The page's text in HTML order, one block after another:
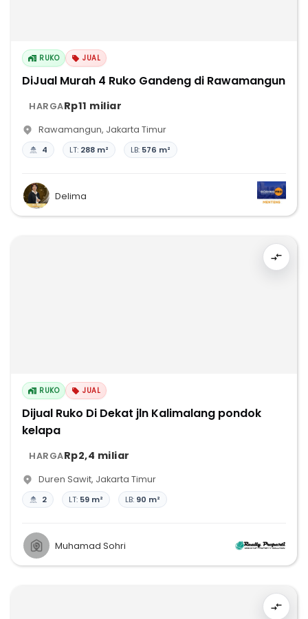
RUKO JUAL
DiJual Murah 4 Ruko Gandeng di Rawamangun
HARGARp11 miliar
Rawamangun, Jakarta Timur
4 LT: 288 m² LB: 576 m²
Delima
RUKO JUAL
Dijual Ruko Di Dekat jln Kalimalang pondok
kelapa
HARGARp2,4 miliar
Duren Sawit, Jakarta Timur
2 LT: 59 m² LB: 90 m²
Muhamad Sohri